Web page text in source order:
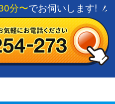
分〜でお伺いします!